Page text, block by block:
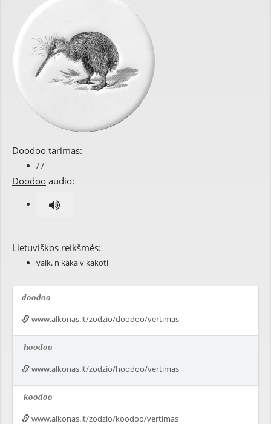
Doodoo tarimas:
/ /
Doodoo audio:
Lietuviškos reikšmės:
vaik. n kaka v kakoti
doodoo
www.alkonas.lt/zodzio/doodoo/vertimas
hoodoo
www.alkonas.lt/zodzio/hoodoo/vertimas
koodoo
www.alkonas.lt/zodzio/koodoo/vertimas